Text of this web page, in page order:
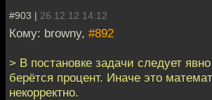
#903 | 26.12.12 14:12
Кому: browny, #892
> В постановке задачи следует явно
берётся процент. Иначе это
некорректно.